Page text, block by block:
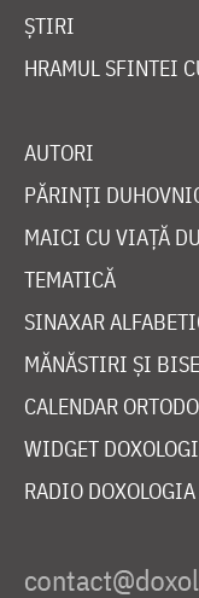
ȘTIRI
HRAMUL SFINTEI
AUTORI
PĂRINȚI
MAICI CU VIAȚĂ
TEMATICĂ
SINAXAR
MĂNĂSTIRI ȘI
CALENDAR
WIDGET
RADIO DOXOLOGIA